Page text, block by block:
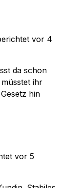
vor 4
da schon
ihr
hin
vor 5